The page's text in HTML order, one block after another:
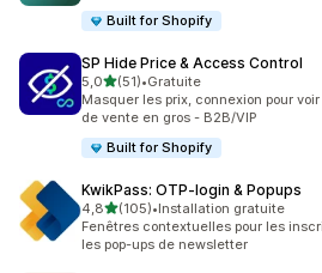
Built for Shopify
SP Hide Price & Access Control
5,0étoile(s) sur 5
(51)
51 avis au total
•Gratuite
Masquer les prix, connexion pour
de vente en gros - B2B/VIP
Built for Shopify
KwikPass: OTP‑login & Popups
4,8étoile(s) sur 5
(105)
105 avis au total
•Installation gratuite
Fenêtres contextuelles pour les
les pop-ups de newsletter